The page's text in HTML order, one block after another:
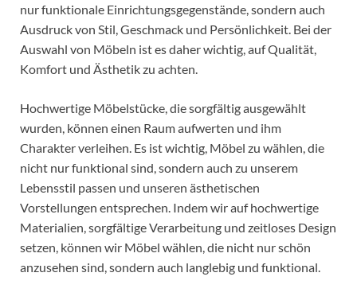
nur funktionale Einrichtungsgegenstände, sondern auch
Ausdruck von Stil, Geschmack und Persönlichkeit. Bei der
Auswahl von Möbeln ist es daher wichtig, auf Qualität,
Komfort und Ästhetik zu achten.
Hochwertige Möbelstücke, die sorgfältig ausgewählt
wurden, können einen Raum aufwerten und ihm
Charakter verleihen. Es ist wichtig, Möbel zu wählen, die
nicht nur funktional sind, sondern auch zu unserem
Lebensstil passen und unseren ästhetischen
Vorstellungen entsprechen. Indem wir auf hochwertige
Materialien, sorgfältige Verarbeitung und zeitloses Design
setzen, können wir Möbel wählen, die nicht nur schön
anzusehen sind, sondern auch langlebig und funktional.